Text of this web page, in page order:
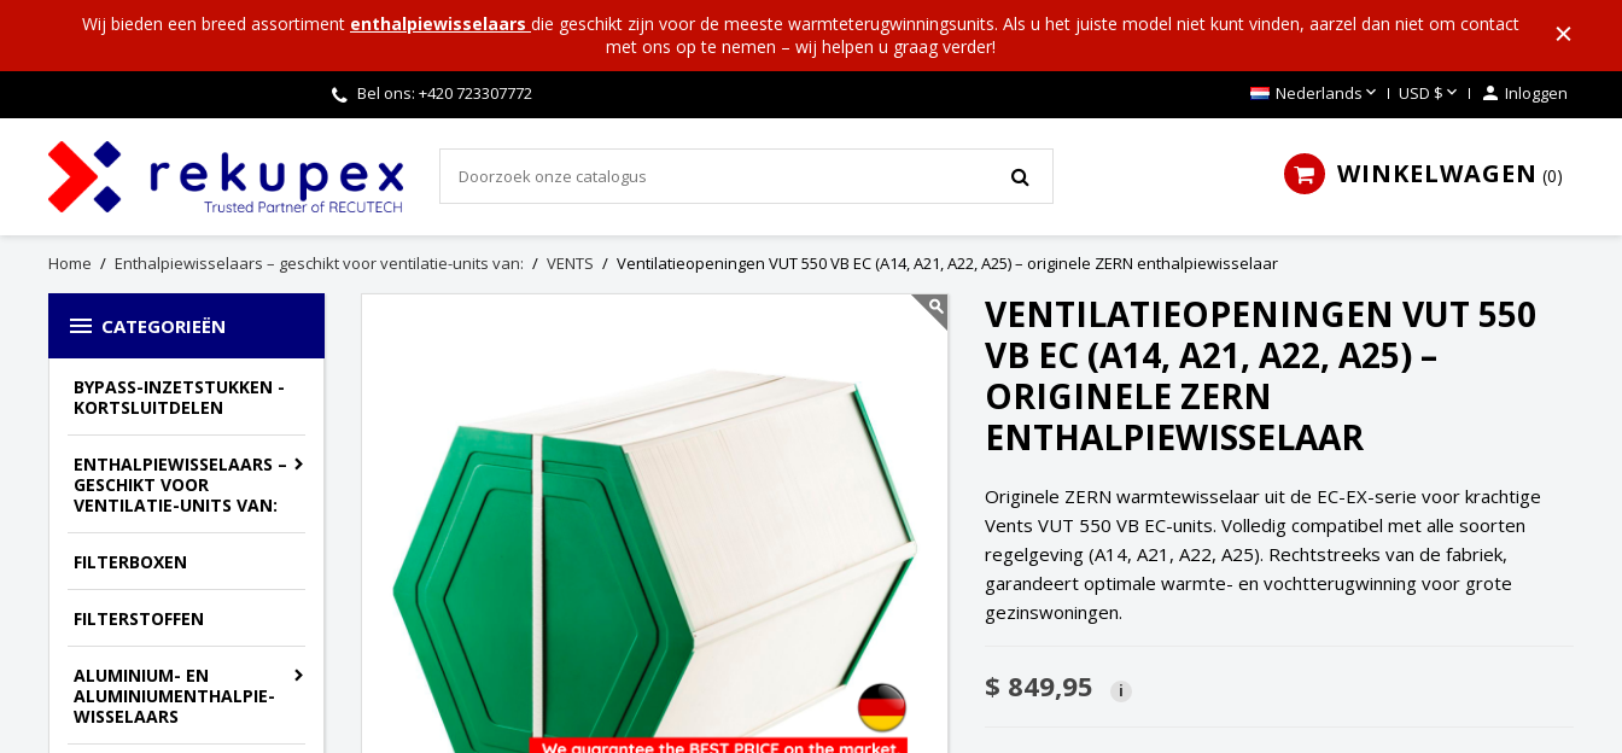
Wij bieden een breed assortiment enthalpiewisselaars die geschikt zijn voor de meeste warmteterugwinningsunits. Als u het juiste model niet kunt vinden, aarzel dan niet om contact
met ons op te nemen – wij helpen u graag verder!
Bel ons: +420723307772 Nederlands USD $  Inloggen
WINKELWAGEN 0
Home Enthalpiewisselaars – geschikt voor ventilatie-units van: VENTS Ventilatieopeningen VUT 550 VB EC (A14, A21, A22, A25) – originele ZERN enthalpiewisselaar
 CATEGORIEËN
BYPASS-INZETSTUKKEN -
KORTSLUITDELEN
ENTHALPIEWISSELAARS –
GESCHIKT VOOR
VENTILATIE-UNITS VAN:
FILTERBOXEN
FILTERSTOFFEN
ALUMINIUM- EN
ALUMINIUMENTHALPIE-
WISSELAARS
VENTILATIEOPENINGEN VUT 550
VB EC (A14, A21, A22, A25) –
ORIGINELE ZERN
ENTHALPIEWISSELAAR
Originele ZERN warmtewisselaar uit de EC-EX-serie voor krachtige
Vents VUT 550 VB EC-units. Volledig compatibel met alle soorten
regelgeving (A14, A21, A22, A25). Rechtstreeks van de fabriek,
garandeert optimale warmte- en vochtterugwinning voor grote
gezinswoningen.
$ 849,95 i